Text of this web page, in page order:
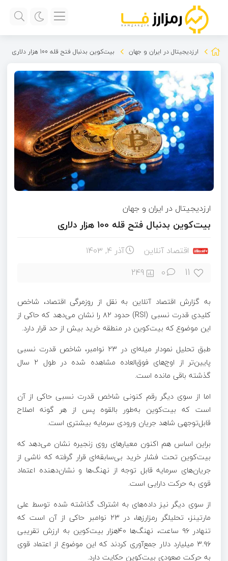
ارزدیجیتال در ایران و جهان بیت‌کوین بدنبال فتح قله 100 هزار دلاری
ارزدیجیتال در ایران و جهان
بیت‌کوین بدنبال فتح قله 100 هزار دلاری
اقتصاد آنلاین آذر ۴, ۱۴۰۳
11
0
249
به گزارش اقتصاد آنلاین به نقل از روزمرگی اقتصاد، شاخص
کلیدی قدرت نسبی (RSI) حدود ۸۲ را نشان می‌دهد که حاکی از
این موضوع که بیت‌کوین در منطقه خرید بیش از حد قرار دارد.
طبق تحلیل نمودار میله‌ای در ۲۳ نوامبر، شاخص قدرت نسبی
پایین‌تر از اوج‌های فوق‌العاده مشاهده شده در طول ۲ سال
گذشته باقی مانده است.
اما از سوی دیگر رقم کنونی شاخص قدرت نسبی حاکی از آن
است که بیت‌کوین به‌طور بالقوه پس از هر گونه اصلاح
قابل‌توجهی شاهد جریان ورودی سرمایه بیشتری است.
براین اساس هم اکنون معیارهای روی زنجیره نشان می‌دهد که
بیت‌کوین تحت فشار خرید بی‌سابقه‌ای قرار گرفته که ناشی از
جریان‌های سرمایه قابل توجه از نهنگ‌ها و نشان‌دهنده اعتماد
قوی به حرکت دارایی است.
از سوی دیگر نیز داده‌های به اشتراک گذاشته شده توسط علی
مارتینز، تحلیلگر رمزارزها، در ۲۳ نوامبر حاکی از آن است که
تنهادر ۹۶ ساعت، نهنگ‌ها ۴۰هزار بیت‌کوین به ارزش تقریبی
۳.۹۶ میلیارد دلار جمع‌آوری کردند که این موضوع از اعتماد قوی
به حرکت صعودی بیت‌کوین حکایت دارد.